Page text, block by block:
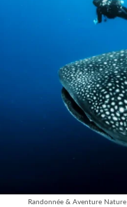
Randonnée & Aventure Nature